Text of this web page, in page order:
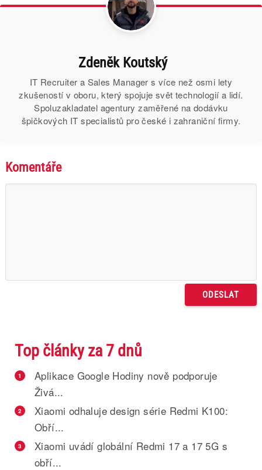
Zdeněk Koutský
IT Recruiter a Sales Manager s více než osmi lety
zkušeností v oboru, který spojuje svět technologií a lidí.
Spoluzakladatel agentury zaměřené na dodávku
špičkových IT specialistů pro české i zahraniční firmy.
Komentáře
Top články za 7 dnů
1
Aplikace Google Hodiny nově podporuje
Živá...
2
Xiaomi odhaluje design série Redmi K100:
Obří...
3
Xiaomi uvádí globální Redmi 17 a 17 5G s
obří...